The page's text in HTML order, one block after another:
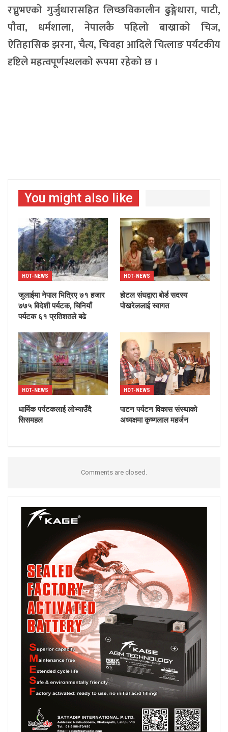
रच्नुभएको गुर्जुधारासहित लिच्छविकालीन ढुङ्गेधारा, पाटी,
पौवा, धर्मशाला, नेपालकै पहिलो बाख्राको चिज,
ऐतिहासिक झरना, चैत्य, चिःवहा आदिले चित्लाङ पर्यटकीय
दृष्टिले महत्वपूर्णस्थलको रूपमा रहेको छ ।
You might also like
HOT-NEWS
जुलाईमा नेपाल भित्रिए ७१ हजार
७७५ विदेशी पर्यटक, चिनियाँ
पर्यटक ६१ प्रतिशतले बढे
HOT-NEWS
होटल संघद्वारा बोर्ड सदस्य
पोखरेललाई स्वागत
HOT-NEWS
धार्मिक पर्यटकलाई लोभ्याउँदै
सिसमहल
HOT-NEWS
पाटन पर्यटन विकास संस्थाको
अध्यक्षमा कृष्णलाल महर्जन
Comments are closed.